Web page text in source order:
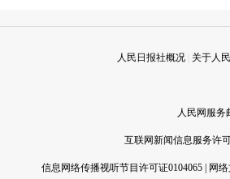
人民日报社概况 关于人
人民网服务
互联网新闻信息服务许
信息网络传播视听节目许可证0104065 网